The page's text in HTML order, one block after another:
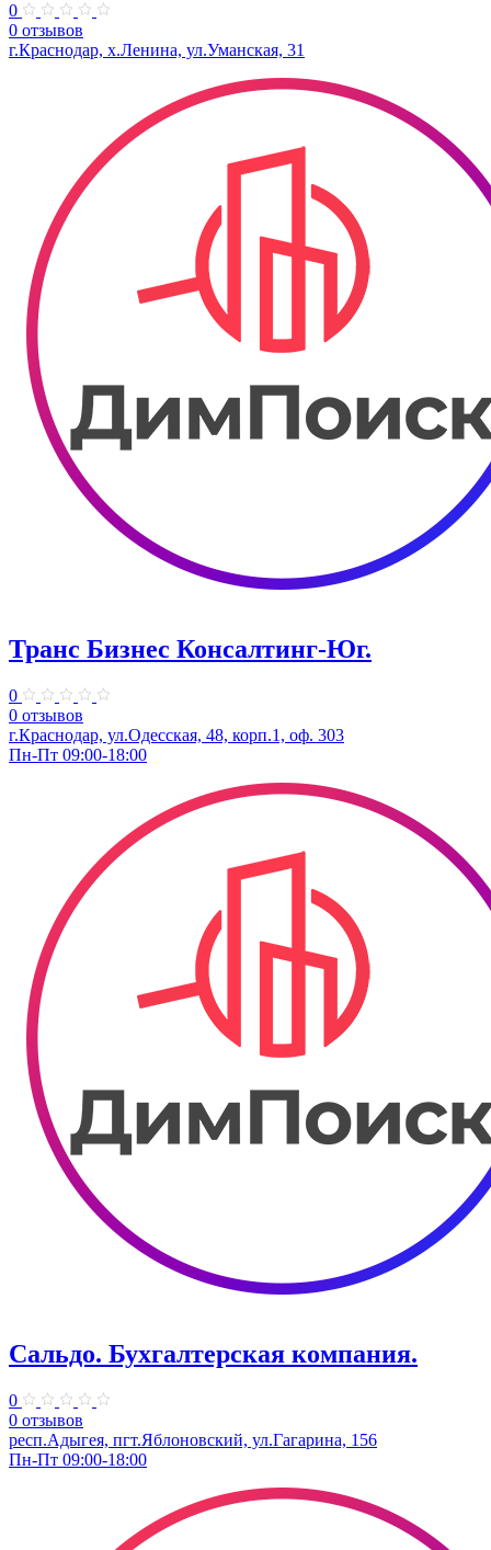
0
0 отзывов
г.Краснодар, х.Ленина, ул.Уманская, 31
Транс Бизнес Консалтинг-Юг.
0
0 отзывов
г.Краснодар, ул.Одесская, 48, корп.1, оф. 303
Пн-Пт 09:00-18:00
Сальдо. Бухгалтерская компания.
0
0 отзывов
респ.Адыгея, пгт.Яблоновский, ул.Гагарина, 156
Пн-Пт 09:00-18:00